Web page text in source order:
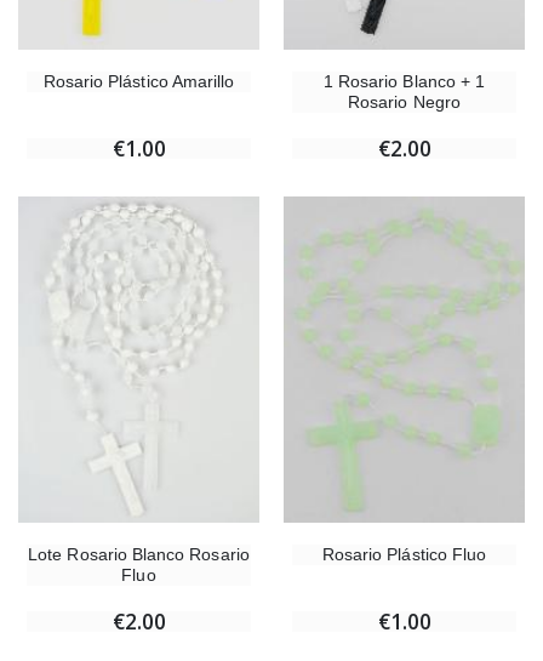
Rosario Plástico Amarillo
€1.00
1 Rosario Blanco + 1
Rosario Negro
€2.00
Lote Rosario Blanco Rosario
Fluo
€2.00
Rosario Plástico Fluo
€1.00